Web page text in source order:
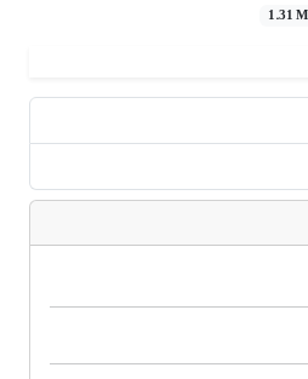
1.31 M